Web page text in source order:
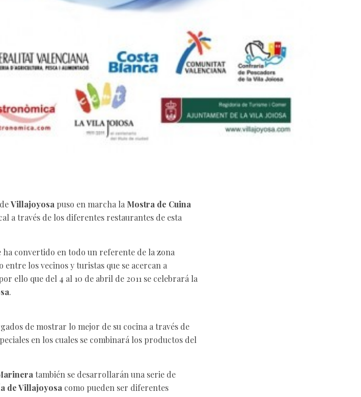
Villajoyosa puso en marcha la Mostra de Cuina
a través de los diferentes restaurantes de esta
ha convertido en todo un referente de la zona
los vecinos y turistas que se acercan a
ello que del 4 al 10 de abril de 2011 se celebrará la
.
de mostrar lo mejor de su cocina a través de
en los cuales se combinará los productos del
también se desarrollarán una serie de
de Villajoyosa como pueden ser diferentes